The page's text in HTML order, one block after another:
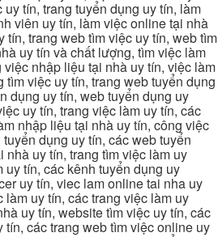
tín, trang tuyển dụng uy tín, làm
viên uy tín, làm việc online tại nhà
tín, trang web tìm việc uy tín, web tìm
uy tín và chất lượng, tìm việc làm
nhập liệu tại nhà uy tín, việc làm
tìm việc uy tín, trang web tuyển dụng
dụng uy tín, web tuyển dụng uy
uy tín, trang việc làm uy tín, các
nhập liệu tại nhà uy tín, công việc
dụng uy tín, các web tuyển
uy tín, trang tìm việc làm uy
tín, các kênh tuyển dụng uy
uy tín, viec lam online tai nha uy
làm uy tín, các trang việc làm uy
uy tín, website tìm việc uy tín, các
tín, các trang web tìm việc online uy